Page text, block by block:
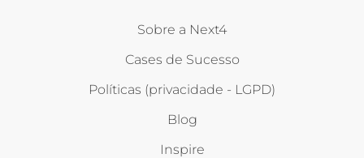
Sobre a Next4
Cases de Sucesso
Políticas (privacidade - LGPD)
Blog
Inspire